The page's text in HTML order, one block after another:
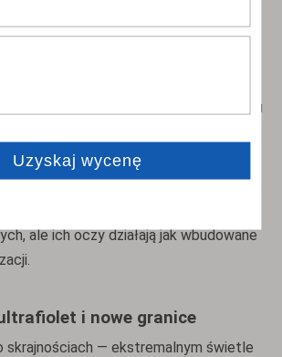
wizualne niewidoczne dla wrogów
wysyłają spolaryzowane sygnały
wykorzystują polaryzację
kwiatów i nawigowania do domu
zasłaniają słońce.
pojawiła się ot tak. Ewoluował, aby
związane z przetrwaniem w
Te stworzenia nie noszą okularów
ale ich oczy działają jak wbudowane
i nowe granice
skrajnościach — ekstremalnym świetle